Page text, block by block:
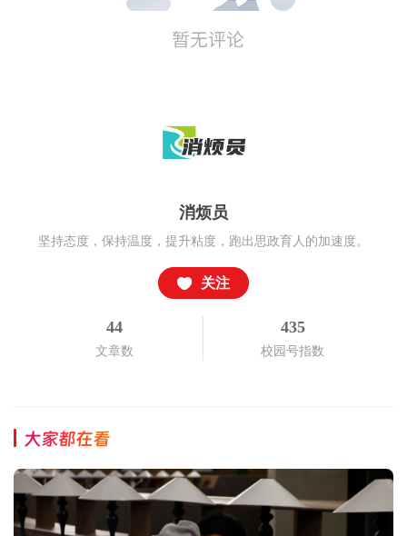
消烦员
坚持态度，保持温度，提升粘度，跑出思政育人的加速度。
关注
44
文章数
435
校园号指数
大家都在看